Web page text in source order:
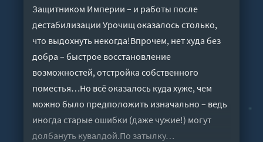
Защитником Империи – и работы после
дестабилизации Урочищ оказалось столько,
что выдохнуть некогда!Впрочем, нет худа без
добра – быстрое восстановление
возможностей, отстройка собственного
поместья…Но всё оказалось куда хуже, чем
можно было предположить изначально – ведь
иногда старые ошибки (даже чужие!) могут
долбануть кувалдой.По затылку…